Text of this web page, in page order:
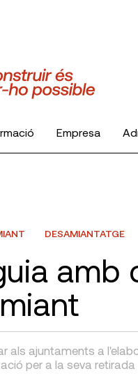
Empresa
DESAMIANTATGE
amb
als ajuntaments a
per a la seva retirada